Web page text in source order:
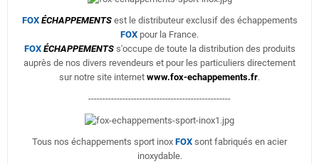
FOX ÉCHAPPEMENTSest le distributeur exclusif des échappements
FOX pour la France.
FOX ÉCHAPPEMENTSs'occupe de toute la distribution des produits
auprès de nos divers revendeurs et pour les particuliers directement
sur notre site internet www.fox-echappements.fr.
--------------------------------------------------
Tous nos échappements sport inox FOX sont fabriqués en acier
inoxydable.